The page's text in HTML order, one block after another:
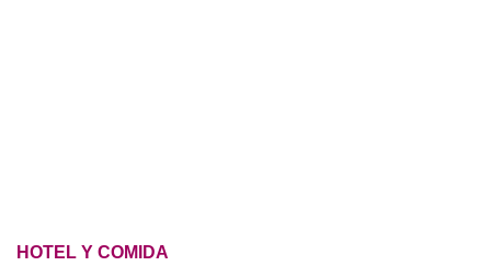
HOTEL Y COMIDA